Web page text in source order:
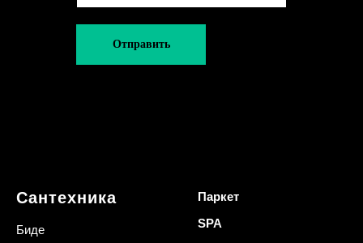
Отправить
Сантехника
Биде
Паркет
SPA